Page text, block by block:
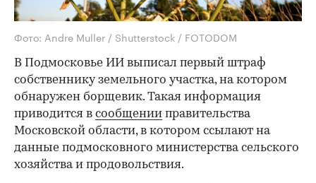
Фото: Andre Muller / Shutterstock / FOTODOM
В Подмосковье ИИ выписал первый штраф
собственнику земельного участка, на котором
обнаружен борщевик. Такая информация
приводится в сообщении правительства
Московской области, в котором ссылают на
данные подмосковного министерства сельского
хозяйства и продовольствия.